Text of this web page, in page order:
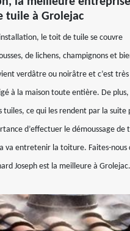
tuile à Grolejac
le toit de tuile se couvre
de lichens, champignons et
verdâtre ou noirâtre et c’est
à la maison toute entière. De
tuiles, ce qui les rendent par la suite
d’effectuer le démoussage de
va entretenir la toiture. Faites-nous
Joseph est la meilleure à Grolejac.